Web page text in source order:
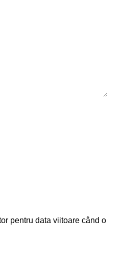
pentru data viitoare când o